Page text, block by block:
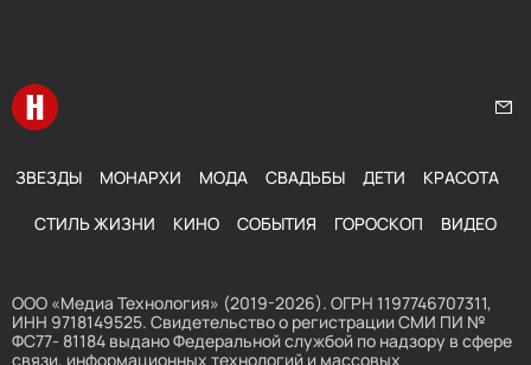
Перейти на главную
ЗВЕЗДЫ МОНАРХИ МОДА СВАДЬБЫ ДЕТИ КРАСОТА
СТИЛЬ ЖИЗНИ КИНО СОБЫТИЯ ГОРОСКОП ВИДЕО
ООО «Медиа Технология» (2019-2026). ОГРН 1197746707311,
ИНН 9718149525. Свидетельство о регистрации СМИ ПИ №
ФС77- 81184 выдано Федеральной службой по надзору в сфере
связи, информационных технологий и массовых